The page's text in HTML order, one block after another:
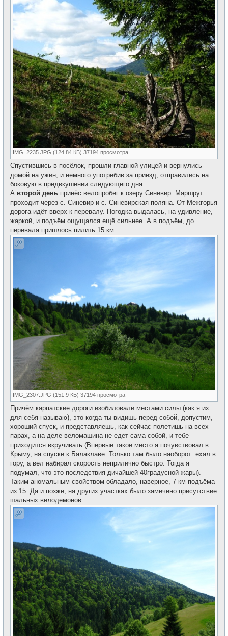
IMG_2235.JPG (124.84 КБ) 37194 просмотра
Спустившись в посёлок, прошли главной улицей и вернулись
домой на ужин, и немного употребив за приезд, отправились на
боковую в предвкушении следующего дня.
А второй день принёс велопробег к озеру Синевир. Маршрут
проходит через с. Синевир и с. Синевирская поляна. От Межгорья
дорога идёт вверх к перевалу. Погодка выдалась, на удивление,
жаркой, и подъём ощущался ещё сильнее. А в подъём, до
перевала пришлось пилить 15 км.
IMG_2307.JPG (151.9 КБ) 37194 просмотра
Причём карпатские дороги изобиловали местами силы (как я их
для себя называю), это когда ты видишь перед собой, допустим,
хороший спуск, и представляешь, как сейчас полетишь на всех
парах, а на деле веломашина не едет сама собой, и тебе
приходится вкручивать (Впервые такое место я почувствовал в
Крыму, на спуске к Балаклаве. Только там было наоборот: ехал в
гору, а вел набирал скорость неприлично быстро. Тогда я
подумал, что это последствия дичайшей 40градусной жары).
Таким аномальным свойством обладало, наверное, 7 км подъёма
из 15. Да и позже, на других участках было замечено присутствие
шальных велодемонов.